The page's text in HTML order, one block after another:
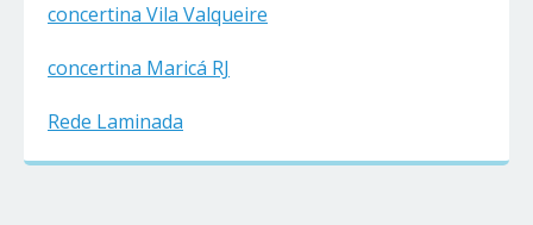
concertina Vila Valqueire
concertina Maricá RJ
Rede Laminada